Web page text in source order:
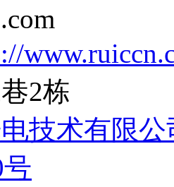
2栋
技术有限公